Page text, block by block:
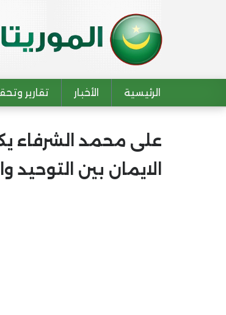
Main navigation
الرئيسية الأخبار تقارير
على محمد الشرفاء
الايمان بين التوحيد